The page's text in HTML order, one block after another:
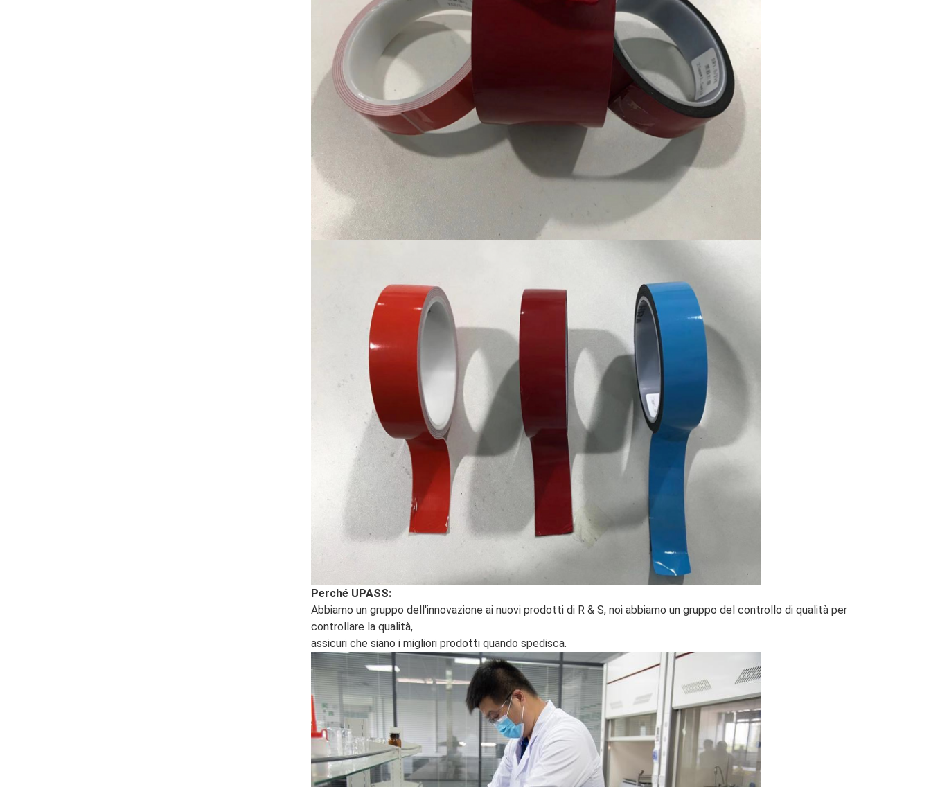
Perché UPASS:
Abbiamo un gruppo dell'innovazione ai nuovi prodotti di R & S, noi abbiamo un gruppo del controllo di qualità per
controllare la qualità,
assicuri che siano i migliori prodotti quando spedisca.